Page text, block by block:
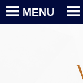
MENU